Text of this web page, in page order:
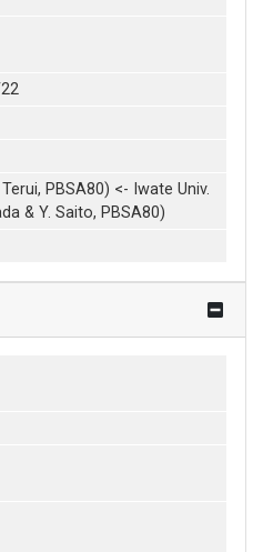
Terui, PBSA80) <- Iwate Univ.
& Y. Saito, PBSA80)